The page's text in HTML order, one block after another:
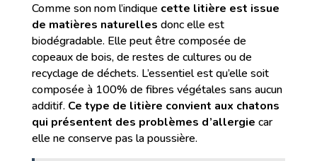
Comme son nom l’indique cette litière est issue
de matières naturelles donc elle est
biodégradable. Elle peut être composée de
copeaux de bois, de restes de cultures ou de
recyclage de déchets. L’essentiel est qu’elle soit
composée à 100% de fibres végétales sans aucun
additif. Ce type de litière convient aux chatons
qui présentent des problèmes d’allergie car
elle ne conserve pas la poussière.